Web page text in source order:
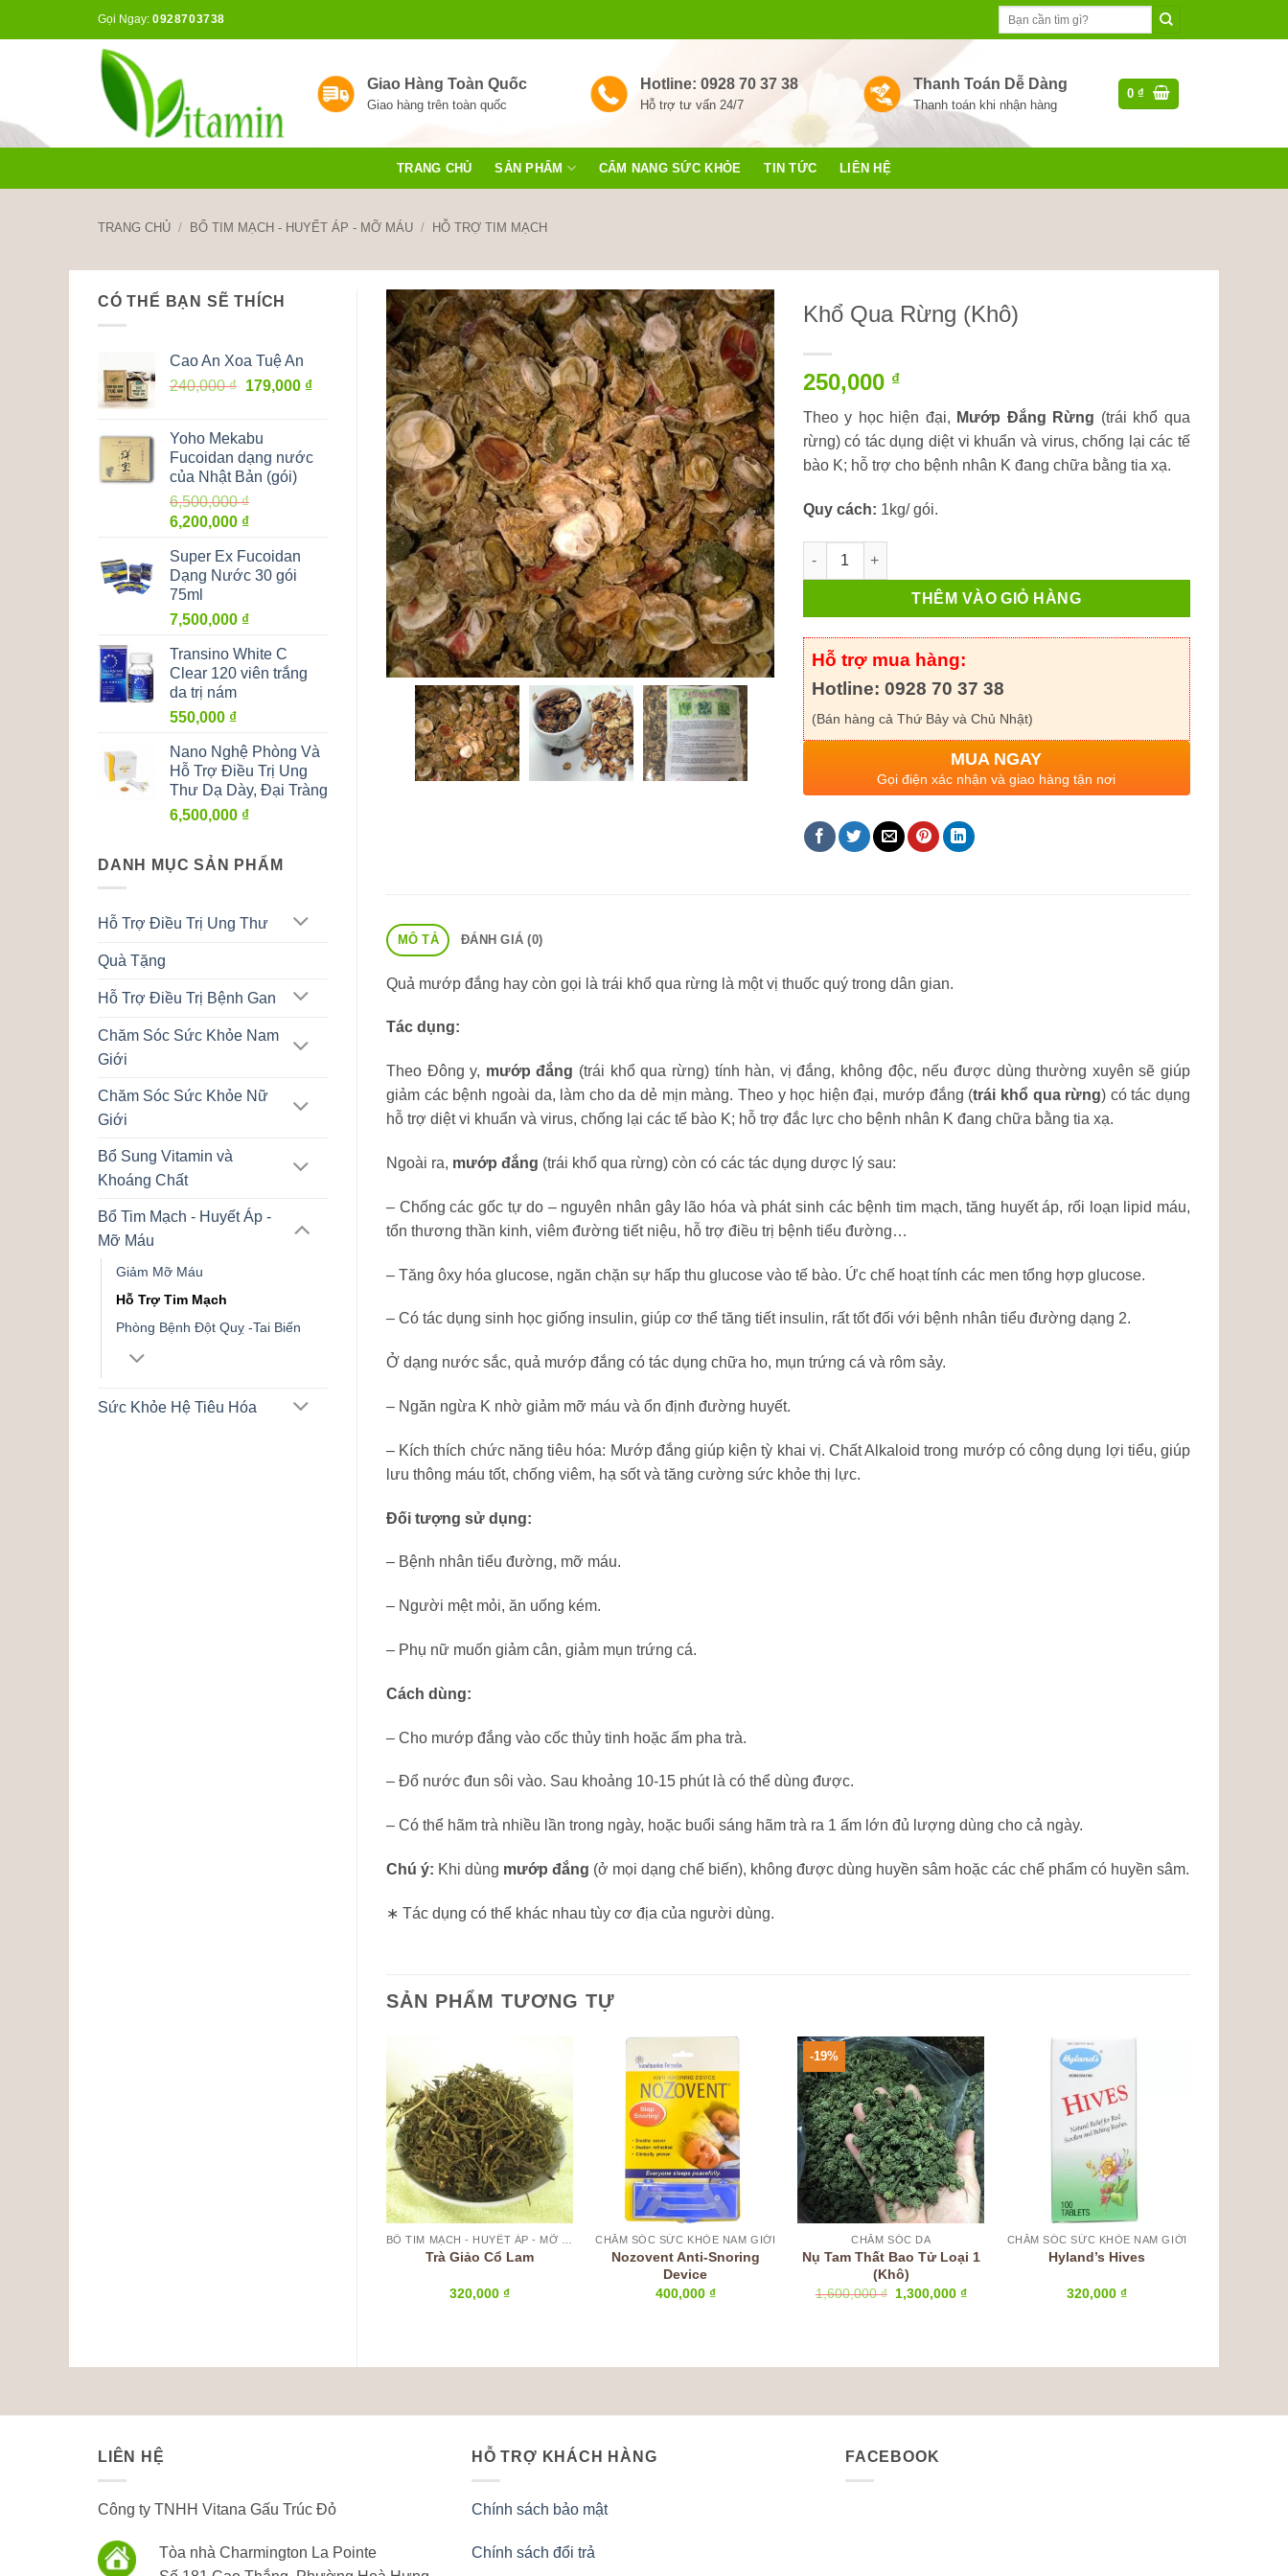
Gọi Ngay: 0928703738
kiếm:
Giao Hàng Toàn Quốc
Giao hàng trên toàn quốc
Hotline: 0928 70 37 38
Hỗ trợ tư vấn 24/7
Thanh Toán Dễ Dàng
Thanh toán khi nhận hàng
0₫
TRANG CHỦ SẢN PHẨM CẨM NANG SỨC KHỎE TIN TỨC LIÊN HỆ
TRANG CHỦ / BỔ TIM MẠCH - HUYẾT ÁP - MỠ MÁU / HỖ TRỢ TIM MẠCH
CÓ THỂ BẠN SẼ THÍCH
Cao An Xoa Tuệ An
240,000₫ Giá
240,000 ₫.
179,000 ₫Giá
179,000 ₫.
Yoho Mekabu
Fucoidan dạng nước
của Nhật Bản (gói)
6,500,000₫
Giá
là:
6,500,000 ₫.
6,200,000 ₫Giá
tại
là:
Super Ex Fucoidan
Dạng Nước 30 gói
75ml
7,500,000 ₫
Transino White C
Clear 120 viên trắng
da trị nám
550,000 ₫
Nano Nghệ Phòng Và
Hỗ Trợ Điều Trị Ung
Thư Dạ Dày, Đại Tràng
6,500,000 ₫
DANH MỤC SẢN PHẨM
Hỗ Trợ Điều Trị Ung Thư
Quà Tặng
Hỗ Trợ Điều Trị Bệnh Gan
Chăm Sóc Sức Khỏe Nam
Giới
Chăm Sóc Sức Khỏe Nữ
Giới
Bổ Sung Vitamin và
Khoáng Chất
Bổ Tim Mạch - Huyết Áp -
Mỡ Máu
Giảm Mỡ Máu
Hỗ Trợ Tim Mạch
Phòng Bệnh Đột Quỵ -Tai Biến
Sức Khỏe Hệ Tiêu Hóa
Khổ Qua Rừng (Khô)
250,000 ₫
Theo y học hiện đại, Mướp Đắng Rừng (trái khổ qua
rừng) có tác dụng diệt vi khuẩn và virus, chống lại các tế
bào K; hỗ trợ cho bệnh nhân K đang chữa bằng tia xạ.
Quy cách: 1kg/ gói.
Khổ Qua Rừng (Khô) số lượng
THÊM VÀO GIỎ HÀNG
Hỗ trợ mua hàng:
Hotline: 0928 70 37 38
(Bán hàng cả Thứ Bảy và Chủ Nhật)
MUA NGAY
Gọi điện xác nhận và giao hàng tận nơi
MÔ TẢ ĐÁNH GIÁ (0)
Quả mướp đắng hay còn gọi là trái khổ qua rừng là một vị thuốc quý trong dân gian.
Tác dụng:
Theo Đông y, mướp đắng (trái khổ qua rừng) tính hàn, vị đắng, không độc, nếu được dùng thường xuyên sẽ giúp
giảm các bệnh ngoài da, làm cho da dẻ mịn màng. Theo y học hiện đại, mướp đắng (trái khổ qua rừng) có tác dụng
hỗ trợ diệt vi khuẩn và virus, chống lại các tế bào K; hỗ trợ đắc lực cho bệnh nhân K đang chữa bằng tia xạ.
Ngoài ra, mướp đắng (trái khổ qua rừng) còn có các tác dụng dược lý sau:
– Chống các gốc tự do – nguyên nhân gây lão hóa và phát sinh các bệnh tim mạch, tăng huyết áp, rối loạn lipid máu,
tổn thương thần kinh, viêm đường tiết niệu, hỗ trợ điều trị bệnh tiểu đường…
– Tăng ôxy hóa glucose, ngăn chặn sự hấp thu glucose vào tế bào. Ức chế hoạt tính các men tổng hợp glucose.
– Có tác dụng sinh học giống insulin, giúp cơ thể tăng tiết insulin, rất tốt đối với bệnh nhân tiểu đường dạng 2.
Ở dạng nước sắc, quả mướp đắng có tác dụng chữa ho, mụn trứng cá và rôm sảy.
– Ngăn ngừa K nhờ giảm mỡ máu và ổn định đường huyết.
– Kích thích chức năng tiêu hóa: Mướp đắng giúp kiện tỳ khai vị. Chất Alkaloid trong mướp có công dụng lợi tiểu, giúp
lưu thông máu tốt, chống viêm, hạ sốt và tăng cường sức khỏe thị lực.
Đối tượng sử dụng:
– Bệnh nhân tiểu đường, mỡ máu.
– Người mệt mỏi, ăn uống kém.
– Phụ nữ muốn giảm cân, giảm mụn trứng cá.
Cách dùng:
– Cho mướp đắng vào cốc thủy tinh hoặc ấm pha trà.
– Đổ nước đun sôi vào. Sau khoảng 10-15 phút là có thể dùng được.
– Có thể hãm trà nhiều lần trong ngày, hoặc buổi sáng hãm trà ra 1 ấm lớn đủ lượng dùng cho cả ngày.
Chú ý: Khi dùng mướp đắng (ở mọi dạng chế biến), không được dùng huyền sâm hoặc các chế phẩm có huyền sâm.
∗ Tác dụng có thể khác nhau tùy cơ địa của người dùng.
SẢN PHẨM TƯƠNG TỰ
Trà Giảo Cổ Lam
320,000 ₫
CHĂM SÓC SỨC KHỎE NAM GIỚI
Nozovent Anti-Snoring
Device
400,000 ₫
-19%
CHĂM SÓC DA
Nụ Tam Thất Bao Tử Loại 1
(Khô)
1,600,000₫ Giá
1,300,000₫Giá
CHĂM SÓC SỨC KHỎE NAM GIỚI
Hyland’s Hives
320,000₫
LIÊN HỆ
Công ty TNHH Vitana Gấu Trúc Đỏ
Tòa nhà Charmington La Pointe
HỖ TRỢ KHÁCH HÀNG
Chính sách bảo mật
Chính sách đổi trả
FACEBOOK